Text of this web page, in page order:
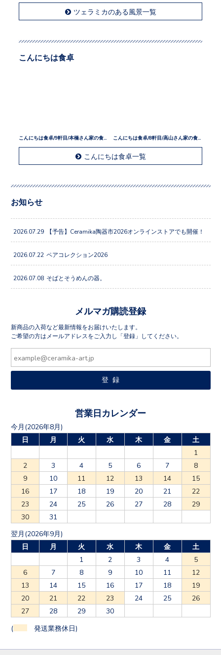
ツェラミカのある風景一覧
こんにちは食卓
こんにちは食卓一覧
お知らせ
【予告】Ceramika陶器市2026オンラインストアでも開催！
そばとそうめんの器。
メルマガ購読登録
新商品の入荷など最新情報をお届けいたします。
ご希望の方はメールアドレスをご入力し「登録」してください。
営業日カレンダー
今月(2026年8月)
日
月 火 水 木 金
土
1
2
3 4 5 6 7
8
9
10 11 12 13 14
15
16
17 18 19 20 21
22
23
24 25 26 27 28
29
30
31
翌月(2026年9月)
日
月 火 水 木 金
土
1
2 3 4
5
6
7 8 9 10 11
12
13
14 15 16 17 18
19
20
21 22 23 24 25
26
27
28 29 30
発送業務休日)